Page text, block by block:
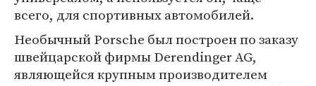
всего, для спортивных автомобилей.
Необычный Porsche был построен по заказу
швейцарской фирмы Derendinger AG,
являющейся крупным производителем